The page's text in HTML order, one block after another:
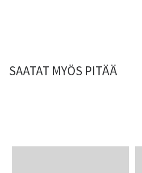
SAATAT MYÖS PITÄÄ